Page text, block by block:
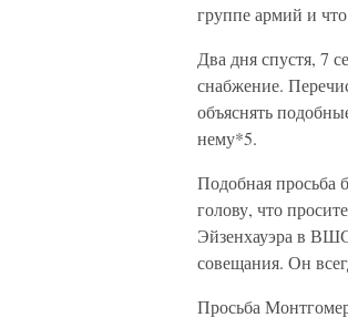
группе армий и
Два дня спустя, 7
снабжение.
объяснять
нему*5.
Подобная просьба
голову, что
Эйзенхауэра в
совещания. Он
Просьба